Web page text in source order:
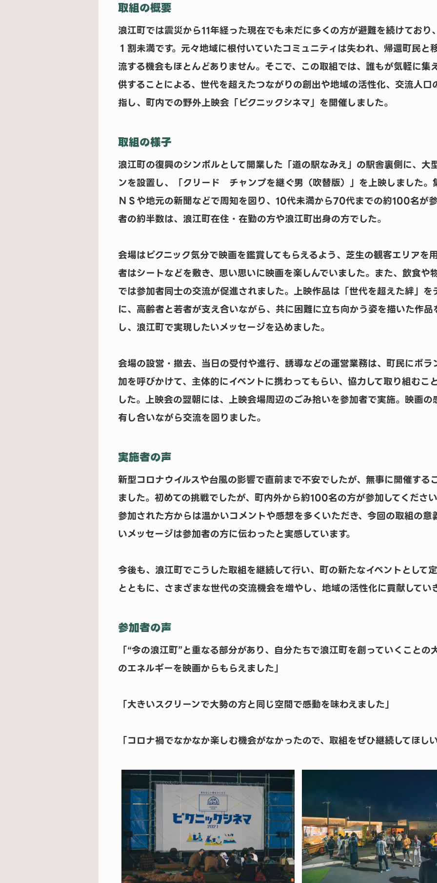
取組の概要
浪江町では震災から11年経った現在でも未だに多くの方が避難を続けており
１割未満です。元々地域に根付いていたコミュニティは失われ、帰還町民と
流する機会もほとんどありません。そこで、この取組では、誰もが気軽に集
供することによる、世代を超えたつながりの創出や地域の活性化、交流人口
指し、町内での野外上映会「ピクニックシネマ」を開催しました。
取組の様子
浪江町の復興のシンボルとして開業した「道の駅なみえ」の駅舎裏側に、大
ンを設置し、「クリード チャンプを継ぐ男（吹替版）」を上映しました。
ＮＳや地元の新聞などで周知を図り、10代未満から70代までの約100名が
者の約半数は、浪江町在住・在勤の方や浪江町出身の方でした。
会場はピクニック気分で映画を鑑賞してもらえるよう、芝生の観客エリアを
者はシートなどを敷き、思い思いに映画を楽しんでいました。また、飲食や
では参加者同士の交流が促進されました。上映作品は「世代を超えた絆」を
に、高齢者と若者が支え合いながら、共に困難に立ち向かう姿を描いた作品
し、浪江町で実現したいメッセージを込めました。
会場の設営・撤去、当日の受付や進行、誘導などの運営業務は、町民にボラ
加を呼びかけて、主体的にイベントに携わってもらい、協力して取り組むこ
した。上映会の翌朝には、上映会場周辺のごみ拾いを参加者で実施。映画の
有し合いながら交流を図りました。
実施者の声
新型コロナウイルスや台風の影響で直前まで不安でしたが、無事に開催する
ました。初めての挑戦でしたが、町内外から約100名の方が参加してくださ
参加された方からは温かいコメントや感想を多くいただき、今回の取組の意
いメッセージは参加者の方に伝わったと実感しています。
今後も、浪江町でこうした取組を継続して行い、町の新たなイベントとして
とともに、さまざまな世代の交流機会を増やし、地域の活性化に貢献してい
参加者の声
「“今の浪江町”と重なる部分があり、自分たちで浪江町を創っていくことの
のエネルギーを映画からもらえました」
「大きいスクリーンで大勢の方と同じ空間で感動を味わえました」
「コロナ禍でなかなか楽しむ機会がなかったので、取組をぜひ継続してほし